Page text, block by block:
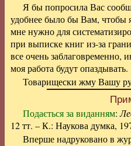
Я бы попросила Вас
удобнее было бы Вам, чтобы
мне нужно для
при выписке книг из-за
все очень заблаговременно,
моя работа будут опаздывать.
Товарищески жму Вашу
Подається за виданням:
12 тт. – К.: Наукова думка,
Вперше надруковано в